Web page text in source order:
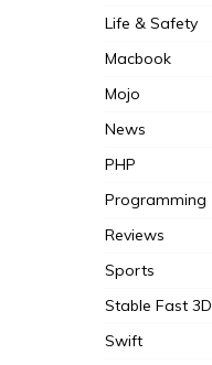
Life & Safety
Macbook
Mojo
News
PHP
Programming
Reviews
Sports
Stable Fast 3D
Swift